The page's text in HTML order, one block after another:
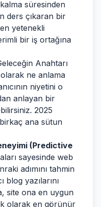
süresinden
ders çıkaran bir
yetenekli
bir iş ortağına
Anahtarı
ne anlama
niyetini o
anlayan bir
2025
ana sütun
(Predictive
sayesinde web
adımını tahmin
blog yazılarını
site ona en uygun
olarak en görünür